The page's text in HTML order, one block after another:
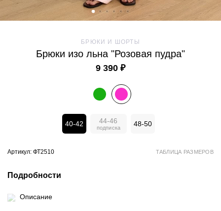
БРЮКИ И ШОРТЫ
Брюки изо льна "Розовая пудра"
9 390 ₽
40-42 44-46 48-50
Артикул: ФТ2510 ТАБЛИЦА РАЗМЕРОВ
Подробности
Описание